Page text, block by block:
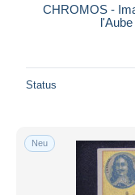
CHROMOS -
Status
Neu